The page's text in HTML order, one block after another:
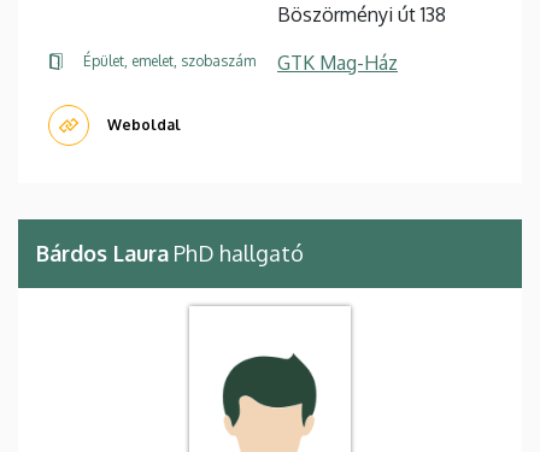
Böszörményi út 138
Épület, emelet, szobaszám GTK Mag-Ház
Weboldal
Bárdos Laura PhD hallgató